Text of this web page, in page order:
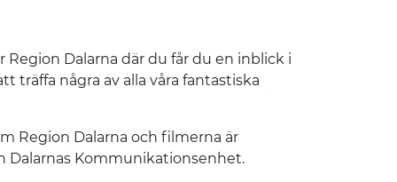
Dalarna där du får du en inblick i
träffa några av alla våra fantastiska
Region Dalarna och filmerna är
Dalarnas Kommunikationsenhet.